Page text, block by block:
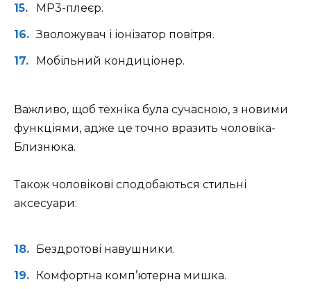
MP3-плеєр.
Зволожувач і іонізатор повітря.
Мобільний кондиціонер.
Важливо, щоб техніка була сучасною, з новими
функціями, адже це точно вразить чоловіка-
Близнюка.
Також чоловікові сподобаються стильні
аксесуари:
Бездротові навушники.
Комфортна комп’ютерна мишка.